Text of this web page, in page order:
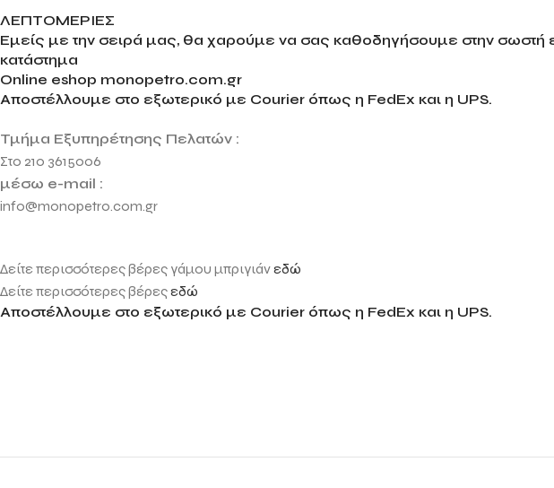
ΛΕΠΤΟΜΕΡΙΕΣ
Εμείς με την σειρά μας, θα χαρούμε να σας καθοδηγήσουμε στην σωστή
κατάστημα
Online eshop monopetro.com.gr
Αποστέλλουμε στο εξωτερικό με Courier όπως η FedEx και η UPS.
Τμήμα Εξυπηρέτησης Πελατών :
Στο 210 3615006
μέσω e-mail :
info@monopetro.com.gr
Δείτε περισσότερες βέρες γάμου μπριγιάνεδώ
Δείτε περισσότερες βέρεςεδώ
Αποστέλλουμε στο εξωτερικό με Courier όπως η FedEx και η UPS.